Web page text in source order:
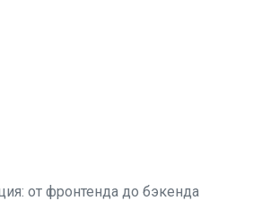
от фронтенда до бэкенда